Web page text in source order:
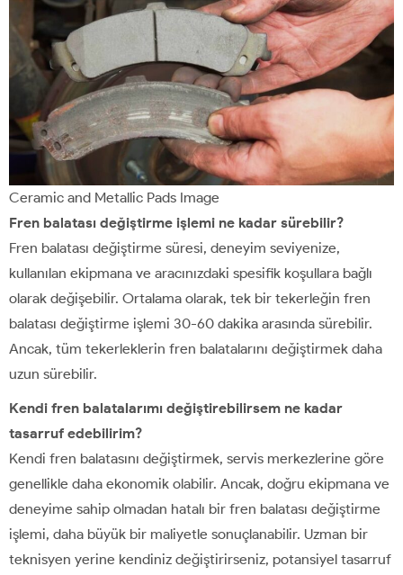
Ceramic and Metallic Pads Image
Fren balatası değiştirme işlemi ne kadar sürebilir?
Fren balatası değiştirme süresi, deneyim seviyenize,
kullanılan ekipmana ve aracınızdaki spesifik koşullara bağlı
olarak değişebilir. Ortalama olarak, tek bir tekerleğin fren
balatası değiştirme işlemi 30-60 dakika arasında sürebilir.
Ancak, tüm tekerleklerin fren balatalarını değiştirmek daha
uzun sürebilir.
Kendi fren balatalarımı değiştirebilirsem ne kadar
tasarruf edebilirim?
Kendi fren balatasını değiştirmek, servis merkezlerine göre
genellikle daha ekonomik olabilir. Ancak, doğru ekipmana ve
deneyime sahip olmadan hatalı bir fren balatası değiştirme
işlemi, daha büyük bir maliyetle sonuçlanabilir. Uzman bir
teknisyen yerine kendiniz değiştirirseniz, potansiyel tasarruf